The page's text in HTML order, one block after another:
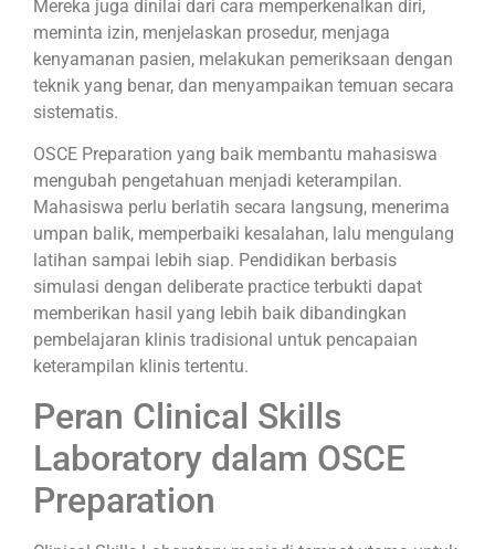
Mereka juga dinilai dari cara memperkenalkan diri,
meminta izin, menjelaskan prosedur, menjaga
kenyamanan pasien, melakukan pemeriksaan dengan
teknik yang benar, dan menyampaikan temuan secara
sistematis.
OSCE Preparation yang baik membantu mahasiswa
mengubah pengetahuan menjadi keterampilan.
Mahasiswa perlu berlatih secara langsung, menerima
umpan balik, memperbaiki kesalahan, lalu mengulang
latihan sampai lebih siap. Pendidikan berbasis
simulasi dengan deliberate practice terbukti dapat
memberikan hasil yang lebih baik dibandingkan
pembelajaran klinis tradisional untuk pencapaian
keterampilan klinis tertentu.
Peran Clinical Skills
Laboratory dalam OSCE
Preparation